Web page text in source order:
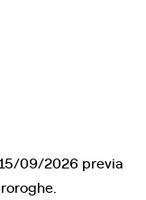
09/2026 previa